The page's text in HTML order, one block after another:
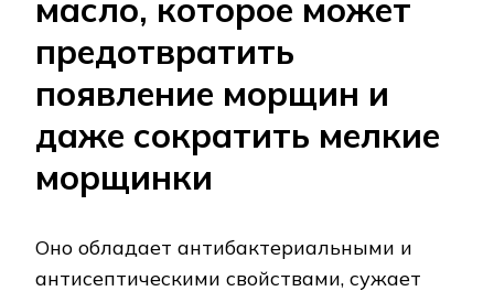
масло, которое может
предотвратить
появление морщин и
даже сократить мелкие
морщинки
Оно обладает антибактериальными и
антисептическими свойствами, сужает